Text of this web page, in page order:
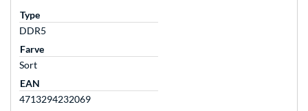
Type
DDR5
Farve
Sort
EAN
4713294232069